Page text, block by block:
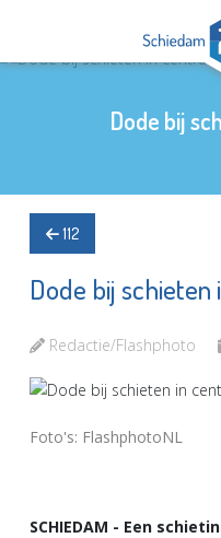
Dode bij
112
Dode bij schieten
Redactie/Flashphoto
Foto's: FlashphotoNL
SCHIEDAM - Een